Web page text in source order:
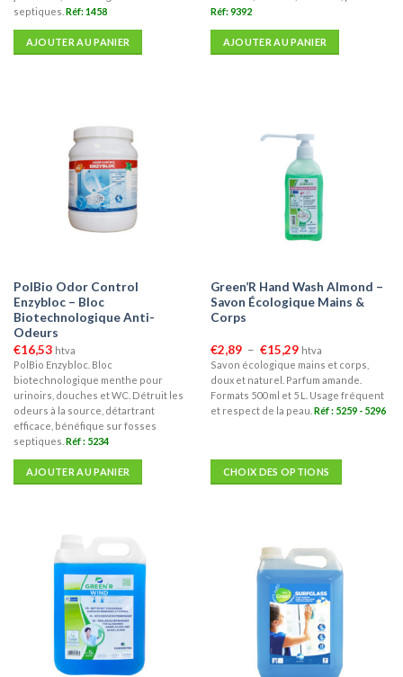
septiques. Réf: 1458
AJOUTER AU PANIER
Réf: 9392
AJOUTER AU PANIER
PolBio Odor Control
Enzybloc – Bloc
Biotechnologique Anti-
Odeurs
€16,53 htva
PolBio Enzybloc. Bloc
biotechnologique menthe pour
urinoirs, douches et WC. Détruit les
odeurs à la source, détartrant
efficace, bénéfique sur fosses
septiques. Réf : 5234
AJOUTER AU PANIER
Green’R Hand Wash Almond –
Savon Écologique Mains &
Corps
€2,89 – €15,29Plage
de
prix :
€2,89
à
€15,29
htva
Savon écologique mains et corps,
doux et naturel. Parfum amande.
Formats 500 ml et 5 L. Usage fréquent
et respect de la peau. Réf : 5259 - 5296
CHOIX DES OPTIONS
variations.